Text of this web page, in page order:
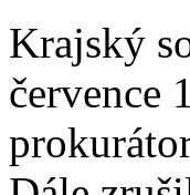
Krajský
července